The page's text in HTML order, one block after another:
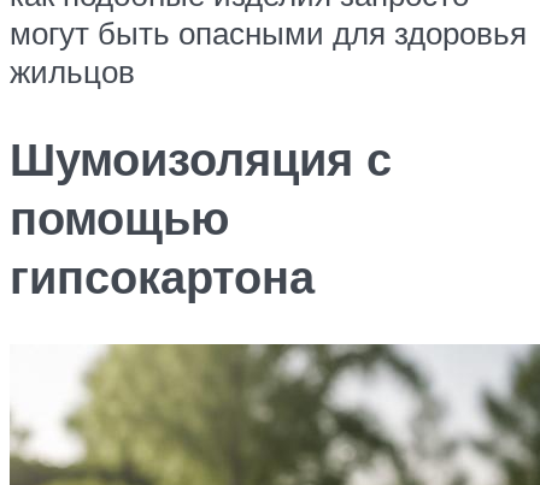
могут быть опасными для здоровья
жильцов
Шумоизоляция с
помощью
гипсокартона